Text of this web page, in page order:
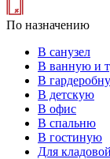
По назначению
В санузел
В ванную и
В
В детскую
В офис
В спальню
В гостиную
Для кладовой